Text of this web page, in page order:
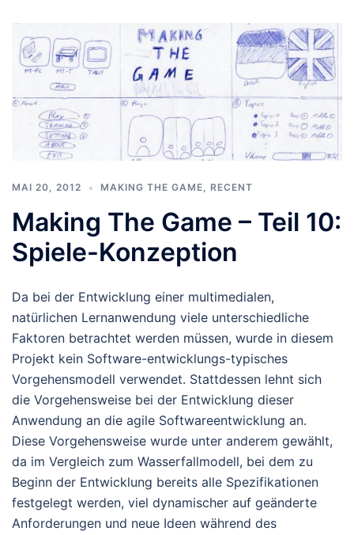
MAI 20, 2012 MAKING THE GAME, RECENT
Making The Game – Teil 10:
Spiele-Konzeption
Da bei der Entwicklung einer multimedialen,
natürlichen Lernanwendung viele unterschiedliche
Faktoren betrachtet werden müssen, wurde in diesem
Projekt kein Software-entwicklungs-typisches
Vorgehensmodell verwendet. Stattdessen lehnt sich
die Vorgehensweise bei der Entwicklung dieser
Anwendung an die agile Softwareentwicklung an.
Diese Vorgehensweise wurde unter anderem gewählt,
da im Vergleich zum Wasserfallmodell, bei dem zu
Beginn der Entwicklung bereits alle Spezifikationen
festgelegt werden, viel dynamischer auf geänderte
Anforderungen und neue Ideen während des